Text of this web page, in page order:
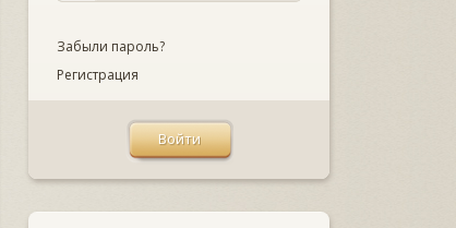
Забыли пароль?
Регистрация